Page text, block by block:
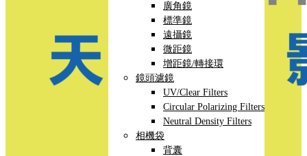
廣角鏡
標準鏡
遠攝鏡
微距鏡
增距鏡/轉接環
鏡頭濾鏡
UV/Clear Filters
Circular Polarizing Filters
Neutral Density Filters
相機袋
背囊